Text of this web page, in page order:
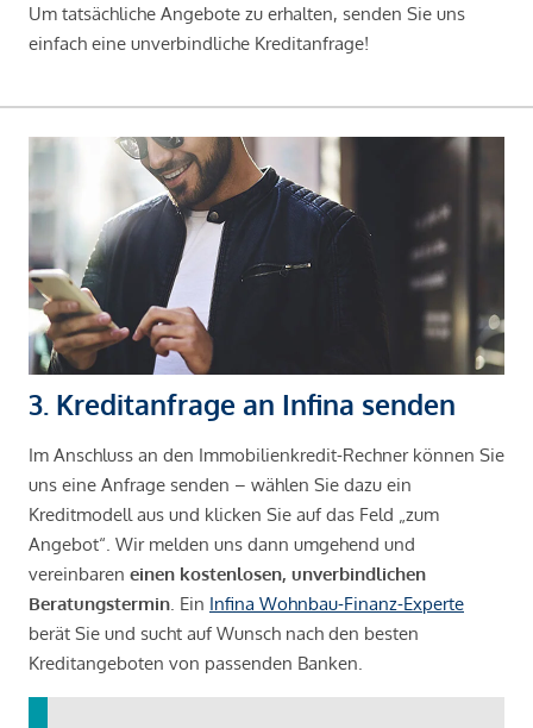
Um tatsächliche Angebote zu erhalten, senden Sie uns
einfach eine unverbindliche Kreditanfrage!
3. Kreditanfrage an Infina senden
Im Anschluss an den Immobilienkredit-Rechner können Sie
uns eine Anfrage senden – wählen Sie dazu ein
Kreditmodell aus und klicken Sie auf das Feld „zum
Angebot“. Wir melden uns dann umgehend und
vereinbaren einen kostenlosen, unverbindlichen
Beratungstermin . Ein Infina Wohnbau-Finanz-Experte
berät Sie und sucht auf Wunsch nach den besten
Kreditangeboten von passenden Banken.